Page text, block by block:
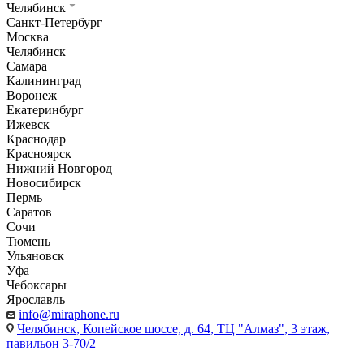
Челябинск
Санкт-Петербург
Москва
Челябинск
Самара
Калининград
Воронеж
Екатеринбург
Ижевск
Краснодар
Красноярск
Нижний Новгород
Новосибирск
Пермь
Саратов
Сочи
Тюмень
Ульяновск
Уфа
Чебоксары
Ярославль
info@miraphone.ru
Челябинск, Копейское шоссе, д. 64, ТЦ "Алмаз", 3 этаж,
павильон 3-70/2